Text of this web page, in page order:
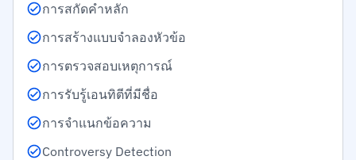
การสกัดคำหลัก
การสร้างแบบจำลองหัวข้อ
การตรวจสอบเหตุการณ์
การรับรู้เอนทิตีที่มีชื่อ
การจำแนกข้อความ
Controversy Detection